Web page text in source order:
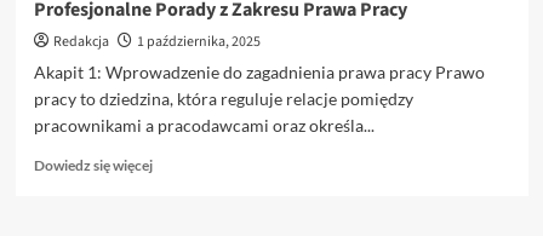
Profesjonalne Porady z Zakresu Prawa Pracy
Redakcja
1 października, 2025
Akapit 1: Wprowadzenie do zagadnienia prawa pracy Prawo
pracy to dziedzina, która reguluje relacje pomiędzy
pracownikami a pracodawcami oraz określa...
Dowiedz się więcejDowiedz